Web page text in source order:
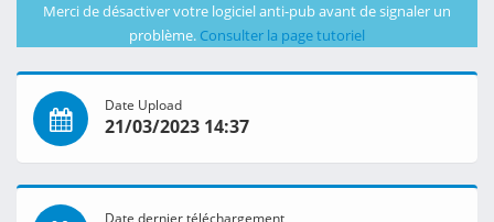
Merci de désactiver votre logiciel anti-pub avant de signaler un
problème. Consulter la page tutoriel
Date Upload
21/03/2023 14:37
Date dernier téléchargement